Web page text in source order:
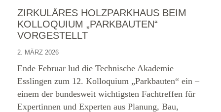
ZIRKULÄRES HOLZPARKHAUS BEIM
KOLLOQUIUM „PARKBAUTEN“
VORGESTELLT
2. MÄRZ 2026
Ende Februar lud die Technische Akademie
Esslingen zum 12. Kolloquium „Parkbauten“ ein –
einem der bundesweit wichtigsten Fachtreffen für
Expertinnen und Experten aus Planung, Bau,